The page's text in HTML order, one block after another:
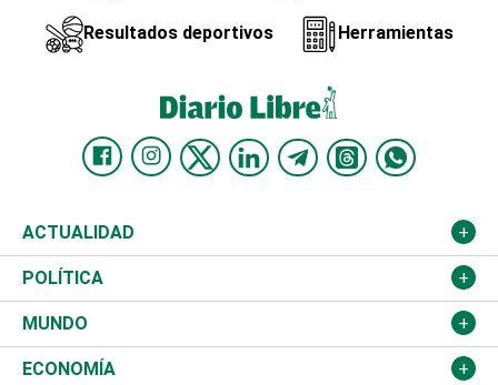
Resultados deportivos Herramientas
ACTUALIDAD
Nacional
Ciudad
Educación
POLÍTICA
Partidos
JCE
MUNDO
Estados Unidos
ECONOMÍA